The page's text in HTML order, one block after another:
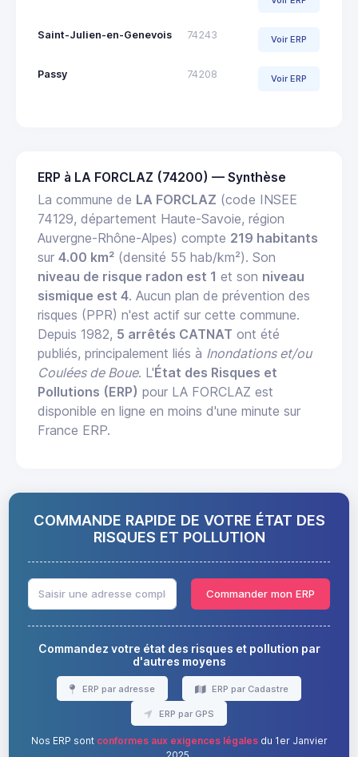
Saint-Julien-en-Genevois 74243 Voir ERP
Passy 74208 Voir ERP
ERP à LA FORCLAZ (74200) — Synthèse
La commune de LA FORCLAZ (code INSEE
74129, département Haute-Savoie, région
Auvergne-Rhône-Alpes) compte 219 habitants
sur 4.00 km² (densité 55 hab/km²). Son
niveau de risque radon est 1 et son niveau
sismique est 4. Aucun plan de prévention des
risques (PPR) n'est actif sur cette commune.
Depuis 1982, 5 arrêtés CATNAT ont été
publiés, principalement liés à Inondations et/ou
Coulées de Boue. L'État des Risques et
Pollutions (ERP) pour LA FORCLAZ est
disponible en ligne en moins d'une minute sur
France ERP.
COMMANDE RAPIDE DE VOTRE ÉTAT DES
RISQUES ET POLLUTION
Commander mon ERP
Commandez votre état des risques et pollution par
d'autres moyens
ERP par adresse ERP par Cadastre
ERP par GPS
Nos ERP sont conformes aux exigences légalesdu 1er Janvier